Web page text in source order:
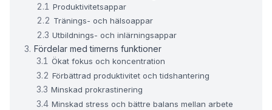
Produktivitetsappar
Tränings- och hälsoappar
Utbildnings- och inlärningsappar
Fördelar med timerns funktioner
Ökat fokus och koncentration
Förbättrad produktivitet och tidshantering
Minskad prokrastinering
Minskad stress och bättre balans mellan arbete